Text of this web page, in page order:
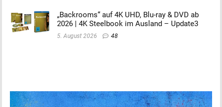
„Backrooms“ auf 4K UHD, Blu-ray & DVD ab
2026 | 4K Steelbook im Ausland – Update3
5. August 2026 48